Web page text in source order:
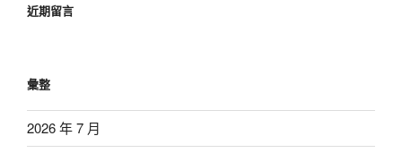
近期留言
彙整
2026 年 7 月